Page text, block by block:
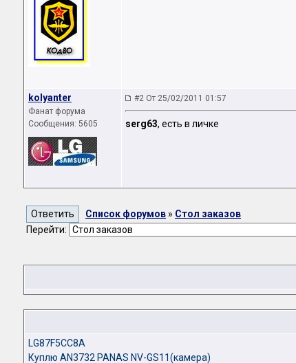
kolyanter
Фанат форума
Сообщения: 5605
#2 От 25/02/2011 01:57
serg63, есть в личке
Список форумов » Стол заказов
Перейти:
LG87F5CC8A
Куплю AN3732 PANAS NV-GS11(камера)